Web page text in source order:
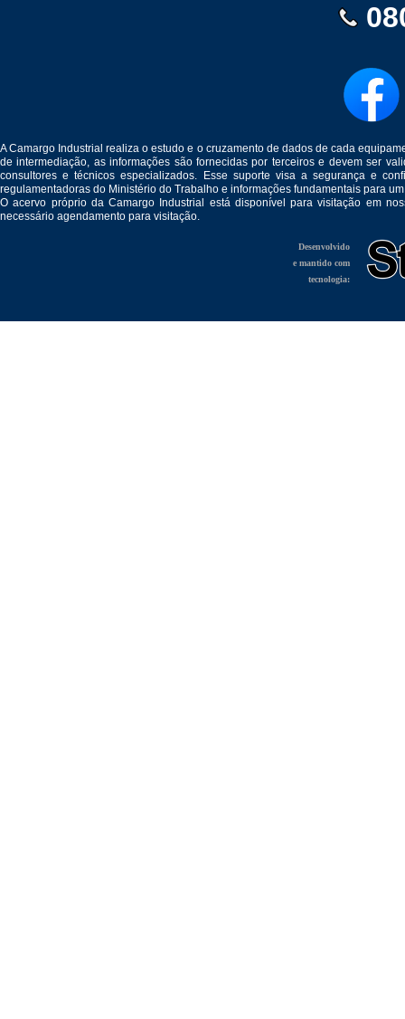
A Camargo Industrial realiza o estudo e o cruzamento de dados de cada
de intermediação, as informações são fornecidas por terceiros e devem ser
consultores e técnicos especializados. Esse suporte visa a segurança e
regulamentadoras do Ministério do Trabalho e informações fundamentais para
O acervo próprio da Camargo Industrial está disponível para visitação em
necessário agendamento para visitação.
Desenvolvido
e mantido com
tecnologia: